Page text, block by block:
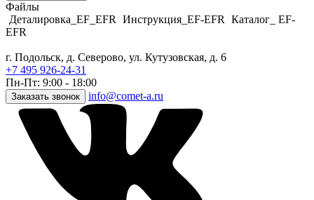
Файлы
Деталировка_EF_EFR
Инструкция_EF-EFR
Каталог_ EF-
EFR
г. Подольск, д. Северово, ул. Кутузовская, д. 6
+7 495 926-24-31
Пн-Пт: 9:00 - 18:00
Заказать звонок info@comet-a.ru